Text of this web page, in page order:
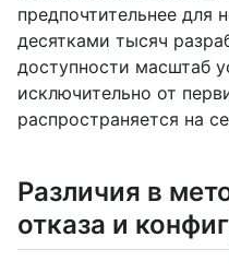
предпочтительнее для
десятками тысяч
доступности масштаб
исключительно от
распространяется на
Различия в
отказа и